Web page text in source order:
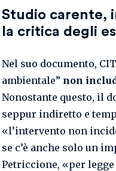
Studio carente,
la critica degli
Nel suo documento,
ambientale” non
Nonostante questo, il
seppur indiretto e
«l’intervento non
se c’è anche solo un
Petriccione, «per legge